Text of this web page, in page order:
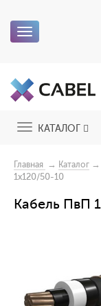
Toggle
ToggleКАТАЛОГ
Главная → Каталог →
1x120/50-10
Кабель ПвП